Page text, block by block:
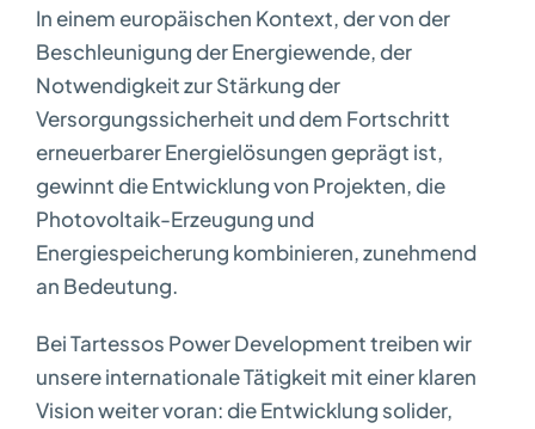
In einem europäischen Kontext, der von der
Beschleunigung der Energiewende, der
Notwendigkeit zur Stärkung der
Versorgungssicherheit und dem Fortschritt
erneuerbarer Energielösungen geprägt ist,
gewinnt die Entwicklung von Projekten, die
Photovoltaik-Erzeugung und
Energiespeicherung kombinieren, zunehmend
an Bedeutung.
Bei Tartessos Power Development treiben wir
unsere internationale Tätigkeit mit einer klaren
Vision weiter voran: die Entwicklung solider,